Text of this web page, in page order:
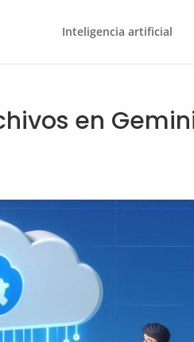
Inteligencia artificial
en